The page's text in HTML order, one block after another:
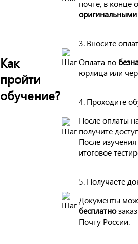
Как
пройти
обучение?
почте, в конце
3. Вносите
Оплата по
юрлица или
4. Проходите
После оплаты
получите
После
итоговое
5. Получаете
Документы
бесплатно
Почту России.